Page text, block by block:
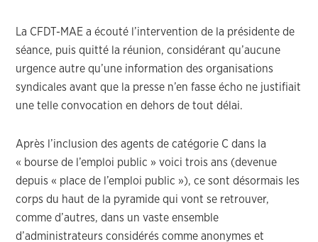
La CFDT-MAE a écouté l’intervention de la présidente de
séance, puis quitté la réunion, considérant qu’aucune
urgence autre qu’une information des organisations
syndicales avant que la presse n’en fasse écho ne justifiait
une telle convocation en dehors de tout délai.
Après l’inclusion des agents de catégorie C dans la
« bourse de l’emploi public » voici trois ans (devenue
depuis « place de l’emploi public »), ce sont désormais les
corps du haut de la pyramide qui vont se retrouver,
comme d’autres, dans un vaste ensemble
d’administrateurs considérés comme anonymes et